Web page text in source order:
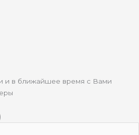
и в ближайшее время с Вами